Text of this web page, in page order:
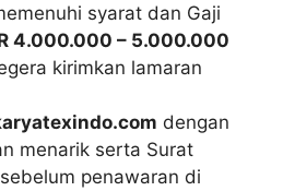
syarat dan Gaji
4.000.000 – 5.000.000
kirimkan lamaran
dengan
menarik serta Surat
penawaran di